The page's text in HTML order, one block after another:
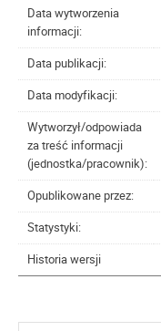
Data wytworzenia
informacji:
Data publikacji:
Data modyfikacji:
Wytworzył/odpowiada
za treść informacji
(jednostka/pracownik):
Opublikowane przez:
Statystyki:
Historia wersji